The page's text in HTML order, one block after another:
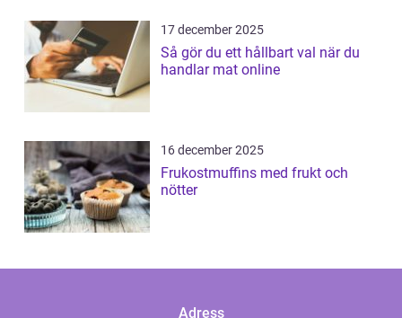
17 december 2025
Så gör du ett hållbart val när du
handlar mat online
16 december 2025
Frukostmuffins med frukt och
nötter
Adress